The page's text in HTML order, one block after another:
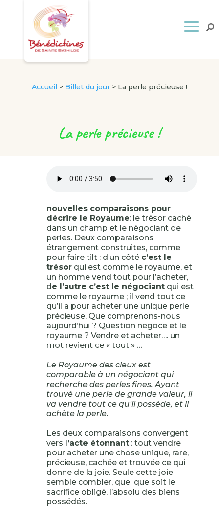
Accueil > Billet du jour> La perle précieuse !
La perle précieuse !
nouvelles comparaisons pour
décrire le Royaume: le trésor caché
dans un champ et le négociant de
perles. Deux comparaisons
étrangement construites, comme
pour faire tilt : d’un côté c’est le
trésorqui est comme le royaume, et
un homme vend tout pour l’acheter,
de l’autre c’est le négociantqui est
comme le royaume ; il vend tout ce
qu’il a pour acheter une unique perle
précieuse. Que comprenons-nous
aujourd’hui ? Question négoce et le
royaume ? Vendre et acheter…. un
mot revient ce « tout » …
Le Royaume des cieux est
comparable à un négociant qui
recherche des perles fines. Ayant
trouvé une perle de grande valeur, il
va vendre tout ce qu’il possède, et il
achète la perle.
Les deux comparaisons convergent
vers l’acte étonnant: tout vendre
pour acheter une chose unique, rare,
précieuse, cachée et trouvée ce qui
donne de la joie. Seule cette joie
semble combler, quel que soit le
sacrifice obligé, l’absolu des biens
possédés.